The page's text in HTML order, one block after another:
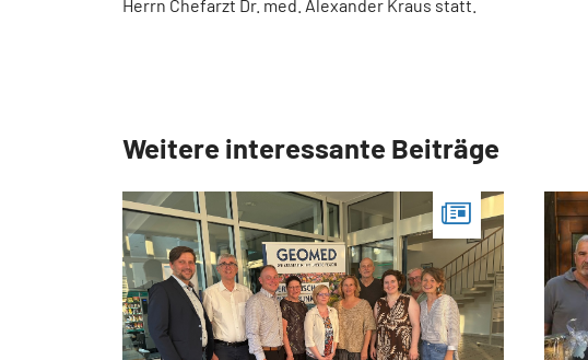
Herrn Chefarzt Dr. med. Alexander Kraus statt.
Weitere interessante Beiträge